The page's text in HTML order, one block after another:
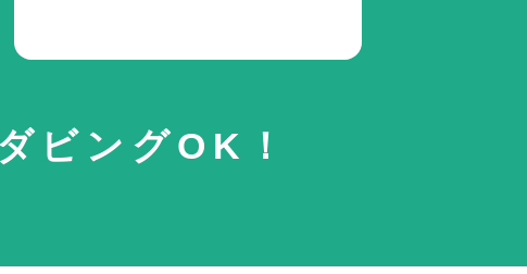
ビングOK！